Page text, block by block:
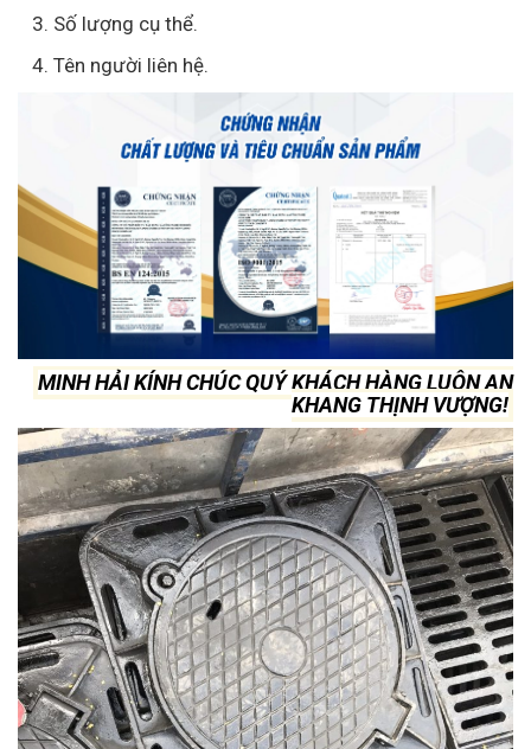
3. Số lượng cụ thể.
4. Tên người liên hệ.
MINH HẢI KÍNH CHÚC QUÝ KHÁCH HÀNG LUÔN AN
KHANG THỊNH VƯỢNG!